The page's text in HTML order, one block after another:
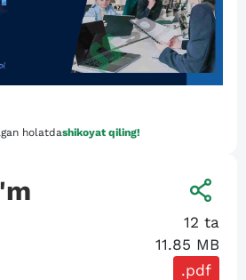
holatdashikoyat qiling!
12 ta
11.85 MB
.pdf